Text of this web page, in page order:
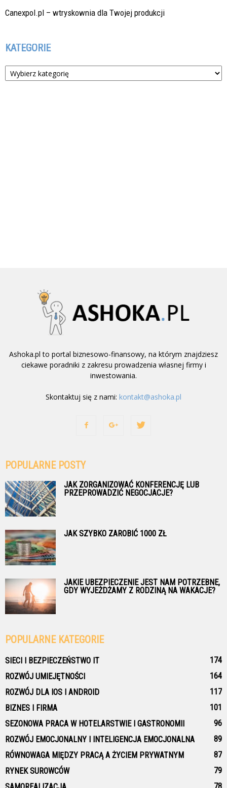
Canexpol.pl – wtryskownia dla Twojej produkcji
KATEGORIE
Kategorie
Ashoka.pl to portal biznesowo-finansowy, na którym znajdziesz
ciekawe poradniki z zakresu prowadzenia własnej firmy i
inwestowania.
Skontaktuj się z nami: kontakt@ashoka.pl
POPULARNE POSTY
JAK ZORGANIZOWAĆ KONFERENCJĘ LUB
PRZEPROWADZIĆ NEGOCJACJE?
JAK SZYBKO ZAROBIĆ 1000 ZŁ
JAKIE UBEZPIECZENIE JEST NAM POTRZEBNE,
GDY WYJEŻDŻAMY Z RODZINĄ NA WAKACJE?
POPULARNE KATEGORIE
SIECI I BEZPIECZEŃSTWO IT
174
ROZWÓJ UMIEJĘTNOŚCI
164
ROZWÓJ DLA IOS I ANDROID
117
BIZNES I FIRMA
101
SEZONOWA PRACA W HOTELARSTWIE I GASTRONOMII
96
ROZWÓJ EMOCJONALNY I INTELIGENCJA EMOCJONALNA
89
RÓWNOWAGA MIĘDZY PRACĄ A ŻYCIEM PRYWATNYM
87
RYNEK SUROWCÓW
79